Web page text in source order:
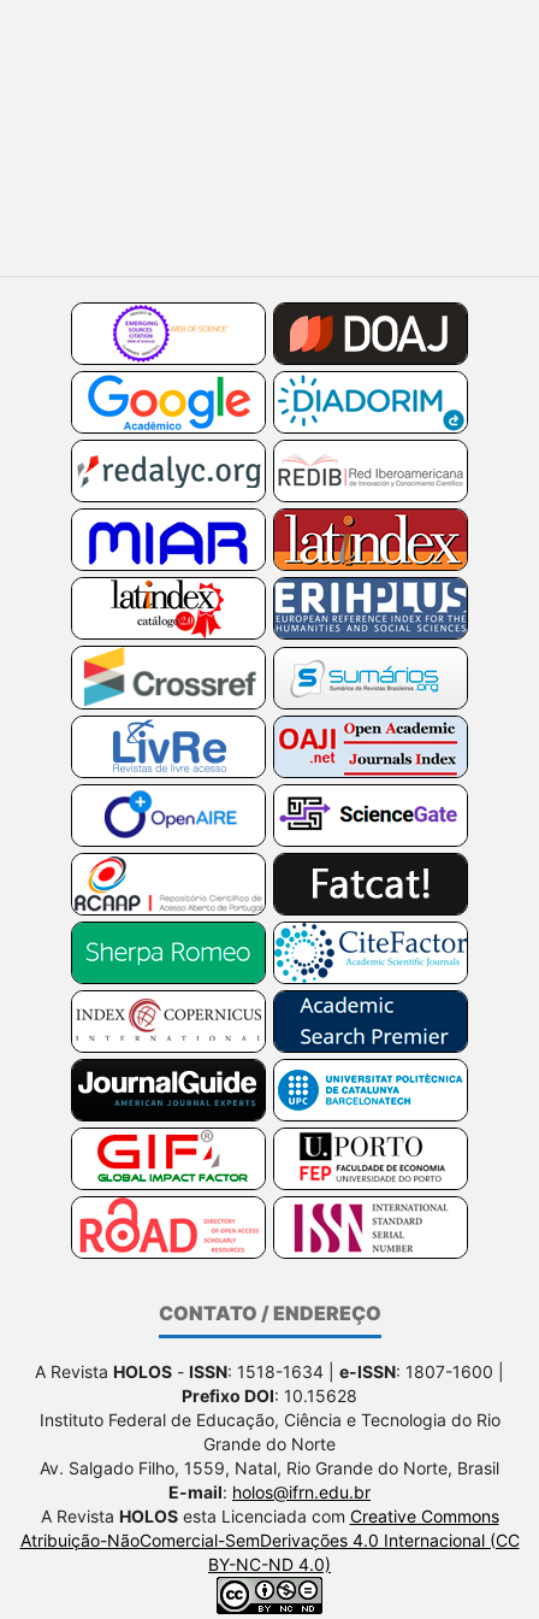
CONTATO / ENDEREÇO
A Revista HOLOS - ISSN: 1518-1634 | e-ISSN: 1807-1600 |
Prefixo DOI: 10.15628
Instituto Federal de Educação, Ciência e Tecnologia do Rio
Grande do Norte
Av. Salgado Filho, 1559, Natal, Rio Grande do Norte, Brasil
E-mail: holos@ifrn.edu.br
A Revista HOLOSesta Licenciada com Creative Commons
Atribuição-NãoComercial-SemDerivações 4.0 Internacional (CC
BY-NC-ND 4.0)